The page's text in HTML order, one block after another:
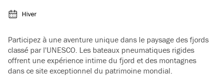
Hiver
Participez à une aventure unique dans le paysage des fjords
classé par l'UNESCO. Les bateaux pneumatiques rigides
offrent une expérience intime du fjord et des montagnes
dans ce site exceptionnel du patrimoine mondial.